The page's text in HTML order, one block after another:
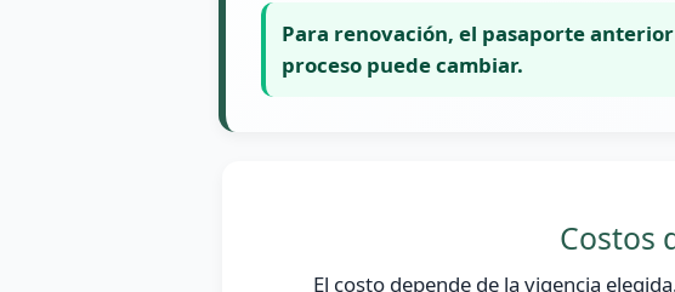
Para renovación, el pasaporte
proceso puede cambiar.
Costos
El costo depende de la vigencia